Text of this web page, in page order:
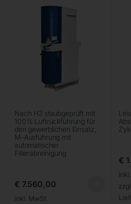
Nach H3 staubgeprüft mit
100% Luftrückführung für
den gewerblichen Einsatz,
M-Ausführung mit
automatischer
Filterabreinigung
€ 7.560,00
inkl. MwSt.
€
zzgl.